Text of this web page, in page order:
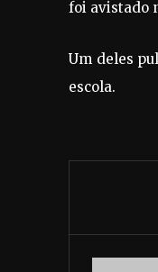
foi avistado
Um deles
escola.